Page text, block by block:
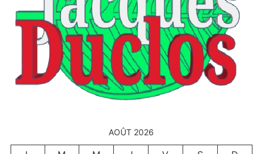
AOÛT 2026